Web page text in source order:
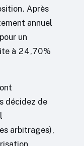
Après
annuel
un
à 24,70%
décidez de
arbitrages),